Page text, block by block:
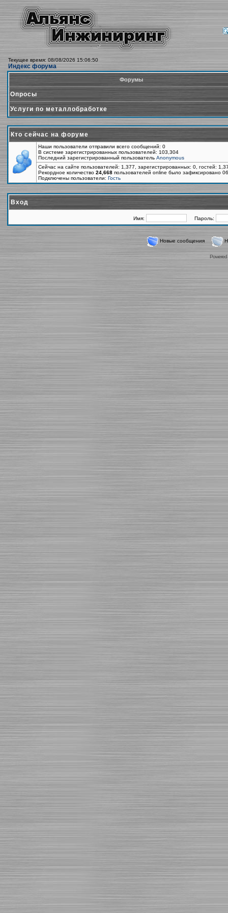
Текущее время: 08/08/2026 15:06:50
Индекс форума
Форумы
Опросы
Услуги по металлобработке
Кто сейчас на форуме
Наши пользователи отправили всего сообщений: 0
В системе зарегистрированных пользователей: 103,304
Последний зарегистрированный пользователь Anonymous
Сейчас на сайте пользователей: 1,377, зарегистрированных: 0, гостей:
Рекордное количество 24,668 пользователей online было зафиксировано
Подключены пользователи: Гость
Вход
Имя: Пароль:
Новые сообщения